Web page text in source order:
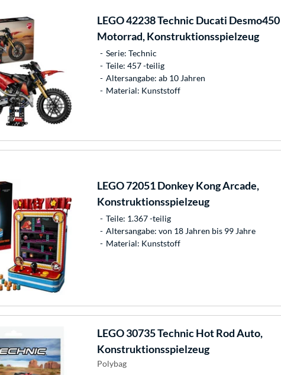
LEGO42238 Technic Ducati
Motorrad, Konstruktionsspielzeug
Serie: Technic
Teile: 457 -teilig
Altersangabe: ab 10 Jahren
Material: Kunststoff
LEGO72051 Donkey Kong Arcade,
Konstruktionsspielzeug
Teile: 1.367 -teilig
Altersangabe: von 18 Jahren bis 99 Jahre
Material: Kunststoff
LEGO30735 Technic Hot Rod Auto,
Konstruktionsspielzeug
Polybag